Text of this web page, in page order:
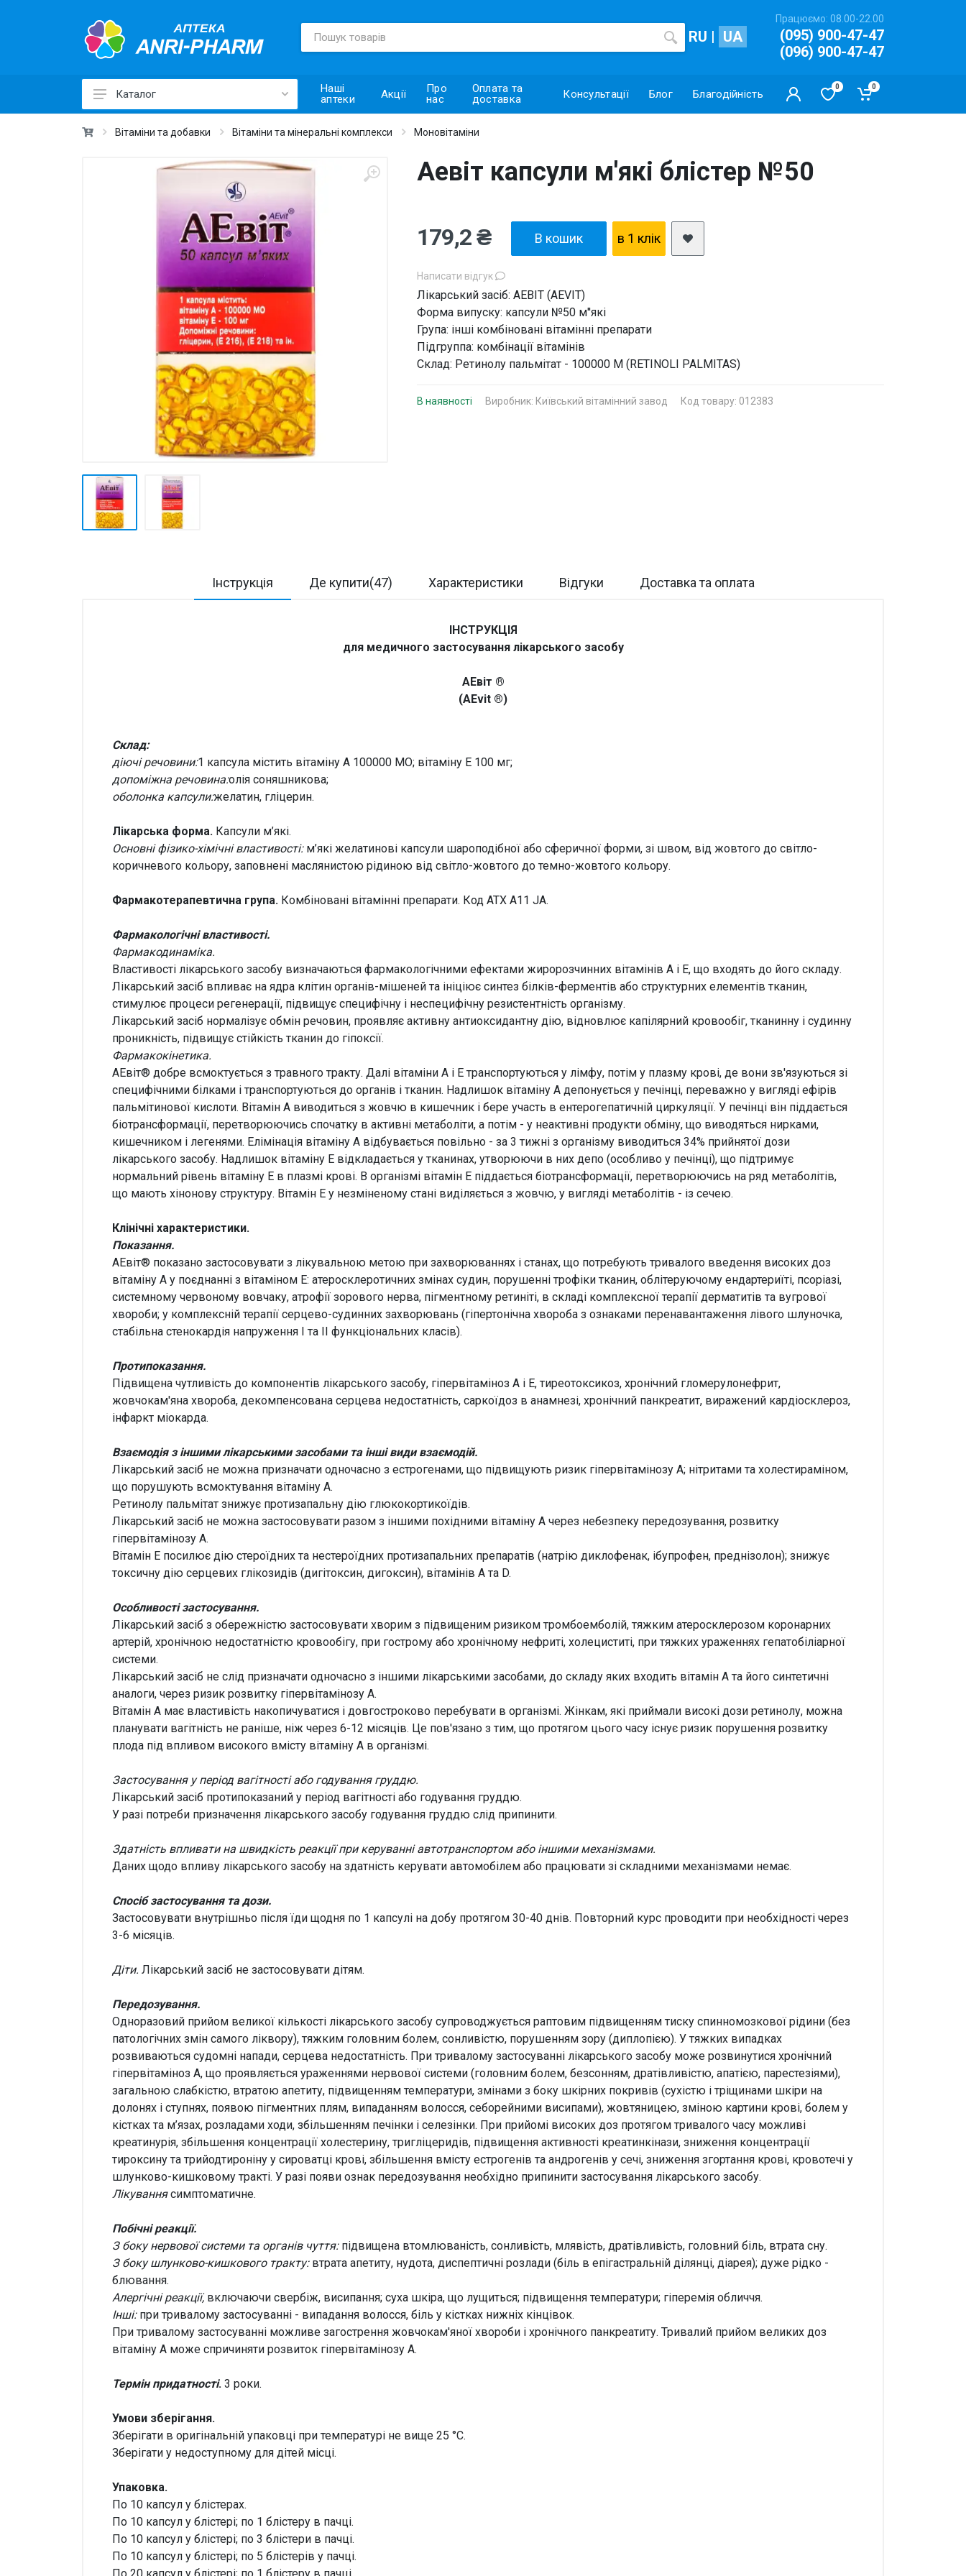
RU | UA
Працюємо: 08.00-22.00
(095) 900-47-47
(096) 900-47-47
Каталог
Лікарські засоби ›
Вітаміни та добавки ›
Для дітей та мам ›
Товари для дому ›
Косметика CODERMA KIDS
Наші
аптеки
Акції
Про
нас
Оплата та
доставка
Консультації Блог Благодійність
0 0
Вітаміни та добавки Вітаміни та мінеральні комплекси Моновітаміни
Аевіт капсули м'які блістер №50
Написати відгук
Лікарський засіб: АЕВІТ (AEVIT)
Форма випуску: капсули №50 м''які
Група: інші комбіновані вітамінні препарати
Підгруппа: комбінації вітамінів
Склад: Ретинолу пальмітат - 100000 М (RETINOLI PALMITAS)
В наявності Виробник: Київський вітамінний завод Код товару: 012383
179,2 ₴ В кошик в 1 клiк
Інструкція Де купити(47) Характеристики Відгуки Доставка та оплата
ІНСТРУКЦІЯ
для медичного застосування лікарського засобу
АЕвіт ®
(AEvit ®)
Склад:
діючі речовини:1 капсула містить вітаміну А 100000 МО; вітаміну Е 100 мг;
допоміжна речовина:олія соняшникова;
оболонка капсули:желатин, гліцерин.
Лікарська форма. Капсули м’які.
Основні фізико-хімічні властивості:м’які желатинові капсули шароподібної або сферичної форми, зі швом, від жовтого до світло-
коричневого кольору, заповнені маслянистою рідиною від світло-жовтого до темно-жовтого кольору.
Фармакотерапевтична група. Комбіновані вітамінні препарати. Код АТХ A11 JA.
Фармакологічнівластивості.
Фармакодинаміка.
Властивості лікарського засобу визначаються фармакологічними ефектами жиророзчинних вітамінів А і Е, що входять до його складу.
Лікарський засіб впливає на ядра клітин органів-мішеней та ініціює синтез білків-ферментів або структурних елементів тканин,
стимулює процеси регенерації, підвищує специфічну і неспецифічну резистентність організму.
Лікарський засіб нормалізує обмін речовин, проявляє активну антиоксидантну дію, відновлює капілярний кровообіг, тканинну і судинну
проникність, підвищує стійкість тканин до гіпоксії.
Фармакокінетика.
АЕвіт® добре всмоктується з травного тракту. Далі вітаміни А і Е транспортуються у лімфу, потім у плазму крові, де вони зв'язуються зі
специфічними білками і транспортуються до органів і тканин. Надлишок вітаміну А депонується у печінці, переважно у вигляді ефірів
пальмітинової кислоти. Вітамін А виводиться з жовчю в кишечник і бере участь в ентерогепатичній циркуляції. У печінці він піддається
біотрансформації, перетворюючись спочатку в активні метаболіти, а потім - у неактивні продукти обміну, що виводяться нирками,
кишечником і легенями. Елімінація вітаміну А відбувається повільно - за 3 тижні з організму виводиться 34% прийнятої дози
лікарського засобу. Надлишок вітаміну Е відкладається у тканинах, утворюючи в них депо (особливо у печінці), що підтримує
нормальний рівень вітаміну Е в плазмі крові. В організмі вітамін Е піддається біотрансформації, перетворюючись на ряд метаболітів,
що мають хінонову структуру. Вітамін Е у незміненому стані виділяється з жовчю, у вигляді метаболітів - із сечею.
Клінічні характеристики.
Показання.
АЕвіт® показано застосовувати з лікувальною метою при захворюваннях і станах, що потребують тривалого введення високих доз
вітаміну А у поєднанні з вітаміном Е: атеросклеротичних змінах судин, порушенні трофіки тканин, облітеруючому ендартериїті, псоріазі,
системному червоному вовчаку, атрофії зорового нерва, пігментному ретиніті, в складі комплексної терапії дерматитів та вугрової
хвороби; у комплексній терапії серцево-судинних захворювань (гіпертонічна хвороба з ознаками перенавантаження лівого шлуночка,
стабільна стенокардія напруження І та ІІ функціональних класів).
Протипоказання.
Підвищена чутливість до компонентів лікарського засобу, гіпервітаміноз А і Е, тиреотоксикоз, хронічний гломерулонефрит,
жовчокам'яна хвороба, декомпенсована серцева недостатність, саркоїдоз в анамнезі, хронічний панкреатит, виражений кардіосклероз,
інфаркт міокарда.
Взаємодія з іншими лікарськими засобами та інші види взаємодій.
Лікарський засіб не можна призначати одночасно з естрогенами, що підвищують ризик гіпервітамінозу А; нітритами та холестираміном,
що порушують всмоктування вітаміну А.
Ретинолу пальмітат знижує протизапальну дію глюкокортикоїдів.
Лікарський засіб не можна застосовувати разом з іншими похідними вітаміну А через небезпеку передозування, розвитку
гіпервітамінозу А.
Вітамін Е посилює дію стероїдних та нестероїдних протизапальних препаратів (натрію диклофенак, ібупрофен, преднізолон); знижує
токсичну дію серцевих глікозидів (дигітоксин, дигоксин), вітамінів А та D.
Особливості застосування.
Лікарський засіб з обережністю застосовувати хворим з підвищеним ризиком тромбоемболій, тяжким атеросклерозом коронарних
артерій, хронічною недостатністю кровообігу, при гострому або хронічному нефриті, холециститі, при тяжких ураженнях гепатобіліарної
системи.
Лікарський засіб не слід призначати одночасно з іншими лікарськими засобами, до складу яких входить вітамін А та його синтетичні
аналоги, через ризик розвитку гіпервітамінозу А.
Вітамін А має властивість накопичуватися і довгостроково перебувати в організмі. Жінкам, які приймали високі дози ретинолу, можна
планувати вагітність не раніше, ніж через 6-12 місяців. Це пов'язано з тим, що протягом цього часу існує ризик порушення розвитку
плода під впливом високого вмісту вітаміну А в організмі.
Застосування у період вагітності або годування груддю.
Лікарський засіб протипоказаний у період вагітності або годування груддю.
У разі потреби призначення лікарського засобу годування груддю слід припинити.
Здатність впливати на швидкість реакції при керуванні автотранспортом або іншими механізмами.
Даних щодо впливу лікарського засобу на здатність керувати автомобілем або працювати зі складними механізмами немає.
Спосіб застосування та дози.
Застосовувати внутрішньо після їди щодня по 1 капсулі на добу протягом 30-40 днів. Повторний курс проводити при необхідності через
3-6 місяців.
Діти. Лікарський засіб не застосовувати дітям.
Передозування.
Одноразовий прийом великої кількості лікарського засобу супроводжується раптовим підвищенням тиску спинномозкової рідини (без
патологічних змін самого ліквору), тяжким головним болем, сонливістю, порушенням зору (диплопією). У тяжких випадках
розвиваються судомні напади, серцева недостатність. При тривалому застосуванні лікарського засобу може розвинутися хронічний
гіпервітаміноз А, що проявляється ураженнями нервової системи (головним болем, безсонням, дратівливістю, апатією, парестезіями),
загальною слабкістю, втратою апетиту, підвищенням температури, змінами з боку шкірних покривів (сухістю і тріщинами шкіри на
долонях і ступнях, появою пігментних плям, випаданням волосся, себорейними висипами), жовтяницею, зміною картини крові, болем у
кістках та м’язах, розладами ходи, збільшенням печінки і селезінки. При прийомі високих доз протягом тривалого часу можливі
креатинурія, збільшення концентрації холестерину, тригліцеридів, підвищення активності креатинкінази, зниження концентрації
тироксину та трийодтироніну у сироватці крові, збільшення вмісту естрогенів та андрогенів у сечі, зниження згортання крові, кровотечі у
шлунково-кишковому тракті. У разі появи ознак передозування необхідно припинити застосування лікарського засобу.
Лікуваннясимптоматичне.
Побічні реакції.
З боку нервової системи та органів чуття:підвищена втомлюваність, сонливість, млявість, дратівливість, головний біль, втрата сну.
З боку шлунково-кишкового тракту:втрата апетиту, нудота, диспептичні розлади (біль в епігастральній ділянці, діарея); дуже рідко -
блювання.
Алергічні реакції, включаючи свербіж, висипання; суха шкіра, що лущиться; підвищення температури; гіперемія обличчя.
Інші:при тривалому застосуванні - випадання волосся, біль у кістках нижніх кінцівок.
При тривалому застосуванні можливе загострення жовчокам'яної хвороби і хронічного панкреатиту. Тривалий прийом великих доз
вітаміну А може спричиняти розвиток гіпервітамінозу А.
Термін придатності. 3 роки.
Умови зберігання.
Зберігати в оригінальній упаковці при температурі не вище 25 °C.
Зберігати у недоступному для дітей місці.
Упаковка.
По 10 капсул у блістерах.
По 10 капсул у блістері; по 1 блістеру в пачці.
По 10 капсул у блістері; по 3 блістери в пачці.
По 10 капсул у блістері; по 5 блістерів у пачці.
По 20 капсул у блістері; по 1 блістеру в пачці.